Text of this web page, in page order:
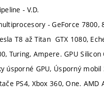
- V.D.
- GeForce 7800,
T8 až Titan GTX 1080,
Turing, Ampere. GPU Silicon
úsporné GPU, Úsporný
PS4, Xbox 360, One.